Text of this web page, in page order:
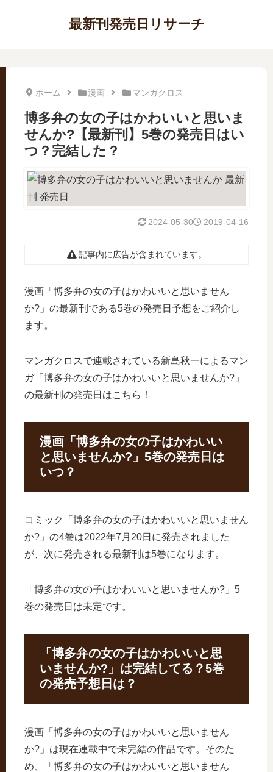
最新刊発売日リサーチ
ホーム 漫画 マンガクロス
博多弁の女の子はかわいいと思いま
せんか?【最新刊】5巻の発売日はい
つ？完結した？
2019-04-16
2024-05-30
記事内に広告が含まれています。
漫画「博多弁の女の子はかわいいと思いません
か?」の最新刊である5巻の発売日予想をご紹介し
ます。
マンガクロスで連載されている新島秋一によるマン
ガ「博多弁の女の子はかわいいと思いませんか?」
の最新刊の発売日はこちら！
漫画「博多弁の女の子はかわいい
と思いませんか?」5巻の発売日は
いつ？
コミック「博多弁の女の子はかわいいと思いません
か?」の4巻は2022年7月20日に発売されました
が、次に発売される最新刊は5巻になります。
「博多弁の女の子はかわいいと思いませんか?」5
巻の発売日は未定です。
「博多弁の女の子はかわいいと思
いませんか?」は完結してる？5巻
の発売予想日は？
漫画「博多弁の女の子はかわいいと思いません
か?」は現在連載中で未完結の作品です。そのた
め、「博多弁の女の子はかわいいと思いません